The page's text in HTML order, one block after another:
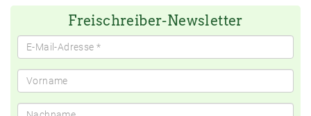
Freischreiber-Newsletter